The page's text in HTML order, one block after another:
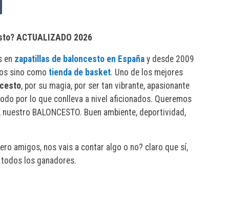
ACTUALIZADO 2026
en zapatillas de baloncesto en Españay desde 2009
sino como tienda de basket. Uno de los mejores
, por su magia, por ser tan vibrante, apasionante
por lo que conlleva a nivel aficionados. Queremos
BALONCESTO. Buen ambiente, deportividad,
amigos, nos vais a contar algo o no? claro que sí,
los ganadores.